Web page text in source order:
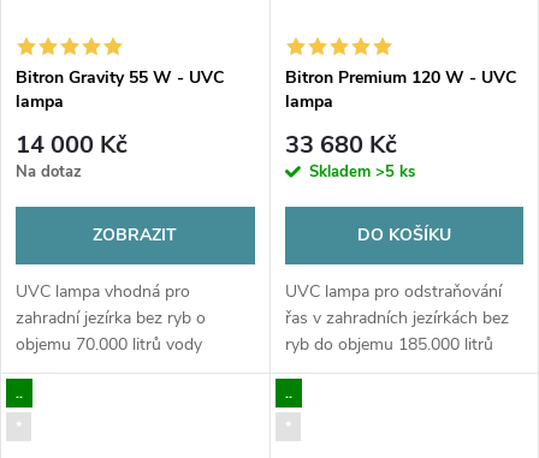
Bitron Gravity 55 W - UVC
lampa
14 000 Kč
Na dotaz
ZOBRAZIT
UVC lampa vhodná pro
zahradní jezírka bez ryb o
objemu 70.000 litrů vody
Bitron Premium 120 W - UVC
lampa
33 680 Kč
Skladem >5 ks
DO KOŠÍKU
UVC lampa pro odstraňování
řas v zahradních jezírkách bez
ryb do objemu 185.000 litrů
vody
..
*
..
*